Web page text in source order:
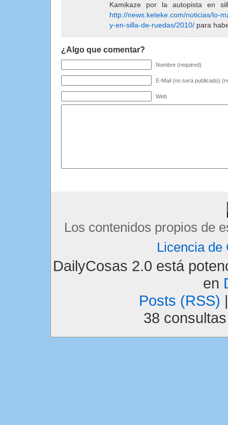
Kamikaze por la autopista en
http://news.keteke.com/noticias/lo-
y-en-silla-de-ruedas/2010/ para
¿Algo que comentar?
Nombre (required)
E-Mail (no será publicado)
Web
Los contenidos propios de
Licencia de
DailyCosas 2.0 está
en
Posts (RSS)
38